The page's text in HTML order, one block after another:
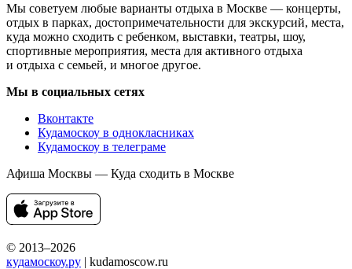
Мы советуем любые варианты отдыха в Москве — концерты,
отдых в парках, достопримечательности для экскурсий, места,
куда можно сходить с ребенком, выставки, театры, шоу,
спортивные мероприятия, места для активного отдыха
и отдыха с семьей, и многое другое.
Мы в социальных сетях
Вконтакте
Кудамоскоу в однокласниках
Кудамоскоу в телеграме
Афиша Москвы — Куда сходить в Москве
© 2013–2026
кудамоскоу.ру | kudamoscow.ru